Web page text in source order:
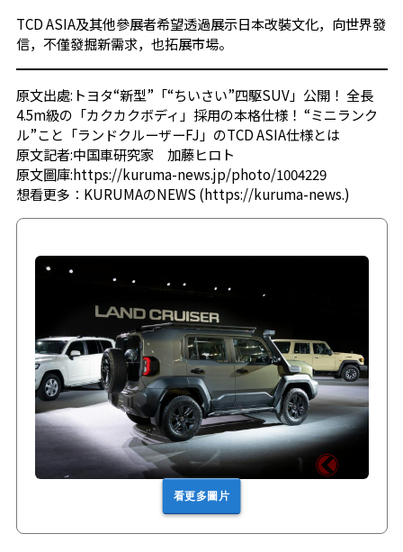
TCD ASIA及其他參展者希望透過展示日本改裝文化，向世界發
信，不僅發掘新需求，也拓展市場。
原文出處: トヨタ“新型”「“ちいさい”四駆SUV」公開！ 全長
4.5m級の「カクカクボディ」採用の本格仕様！ “ミニランク
ル”こと「ランドクルーザーFJ」のTCD ASIA仕様とは
原文記者:中国車研究家 加藤ヒロト
原文圖庫:https://kuruma-news.jp/photo/1004229
想看更多： KURUMAのNEWS (https://kuruma-news.)
看更多圖片